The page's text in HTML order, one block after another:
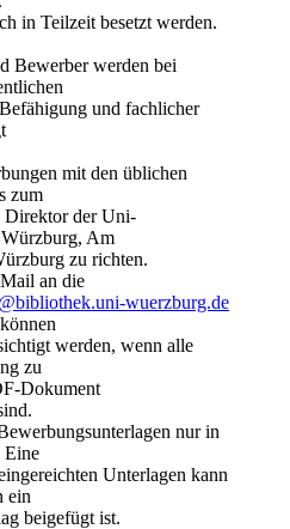
in Teilzeit besetzt werden.
Bewerber werden bei
und fachlicher
mit den üblichen
zum
Direktor der Uni-
Am
zu richten.
an die
wuerzburg.de
werden, wenn alle
zu
Dokument
nur in
Eine
Unterlagen kann
ein
beigefügt ist.